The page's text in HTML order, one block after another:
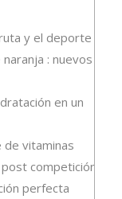
y el deporte
: nuevos
en un
de vitaminas
competición
perfecta